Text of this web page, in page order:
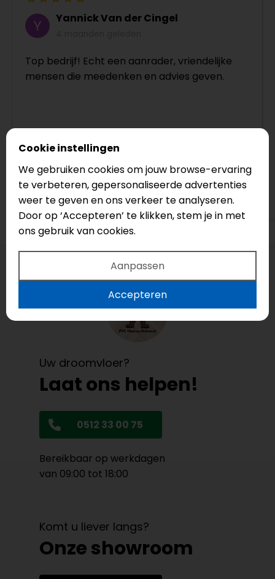
Yannick Van der Cingel
Top bedrijf! Echt een aanrader, vriendelijke
mensen die meedenken en advies geven.
Bekijk op Google
Cookie instellingen
We gebruiken cookies om jouw browse-ervaring
te verbeteren, gepersonaliseerde advertenties
weer te geven en ons verkeer te analyseren.
Door op ‘Accepteren’ te klikken, stem je in met
ons gebruik van cookies.
Aanpassen
Accepteren
Uw droomvloer?
Laat ons helpen!
0512 33 00 75
Bereikbaar op werkdagen
van 09:00 tot 18:00
Komt u liever langs?
Onze showroom